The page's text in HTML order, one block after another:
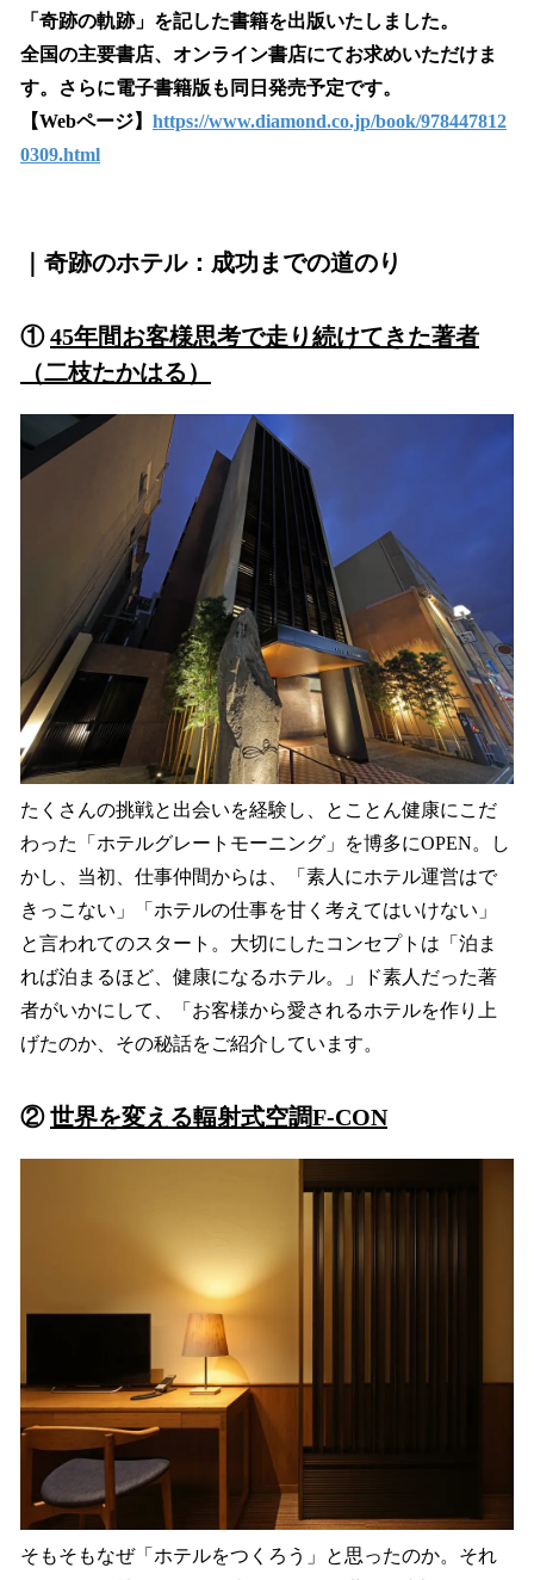
「奇跡の軌跡」を記した書籍を出版いたしました。
全国の主要書店、オンライン書店にてお求めいただけま
す。さらに電子書籍版も同日発売予定です。
【Webページ】 https://www.diamond.co.jp/book/978447812
0309.html
奇跡のホテル：成功までの道のり
①45年間お客様思考で走り続けてきた著者
（二枝たかはる）
たくさんの挑戦と出会いを経験し、とことん健康にこだ
わった「ホテルグレートモーニング」を博多にOPEN。し
かし、当初、仕事仲間からは、「素人にホテル運営はで
きっこない」「ホテルの仕事を甘く考えてはいけない」
と言われてのスタート。大切にしたコンセプトは「泊ま
れば泊まるほど、健康になるホテル。」ド素人だった著
者がいかにして、「お客様から愛されるホテルを作り上
げたのか、その秘話をご紹介しています。
②世界を変える輻射式空調F-CON
そもそもなぜ「ホテルをつくろう」と思ったのか。それ